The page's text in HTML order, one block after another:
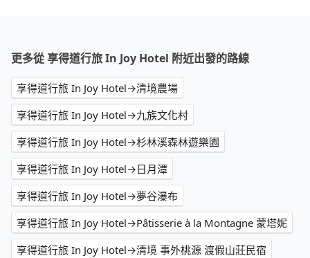
更多從 享得道行旅 In Joy Hotel 附近出發的路線
享得道行旅 In Joy Hotel→清境農場
享得道行旅 In Joy Hotel→九族文化村
享得道行旅 In Joy Hotel→杉林溪森林遊樂園
享得道行旅 In Joy Hotel→日月潭
享得道行旅 In Joy Hotel→夢谷瀑布
享得道行旅 In Joy Hotel→Pâtisserie à la Montagne 蒙塔妮
享得道行旅 In Joy Hotel→清境 事外桃源 渡假山莊民宿